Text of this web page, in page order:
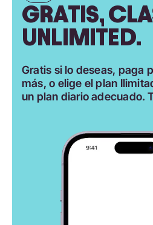
GRATIS,
UNLIMITED.
Gratis si lo deseas, paga
más, o elige el plan
un plan diario adecuado.